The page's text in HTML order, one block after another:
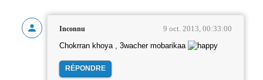
Inconnu 9 oct. 2013, 00:33:00
Chokrran khoya , 3wacher mobarikaa
RÉPONDRE